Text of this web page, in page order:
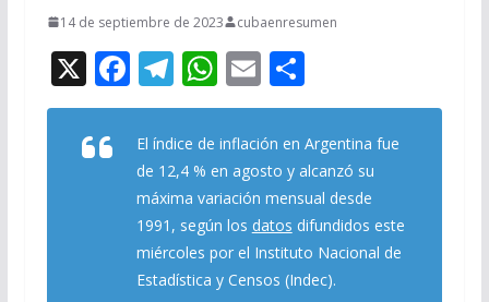
14 de septiembre de 2023 cubaenresumen
X F
ac
e
b
o
o
k
T
el
e
gr
a
m
W
h
at
s
A
p
p
E
m
ai
l
C
o
m
p
ar
ti
r
El índice de inflación en Argentina fue
de 12,4 % en agosto y alcanzó su
máxima variación mensual desde
1991, según los datos difundidos este
miércoles por el Instituto Nacional de
Estadística y Censos (Indec).